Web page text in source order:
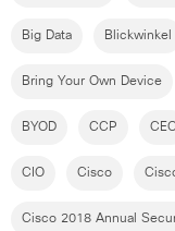
Big Data Blickwinkel
Bring Your Own Device
BYOD CCP
CIO Cisco
Cisco 2018 Annual